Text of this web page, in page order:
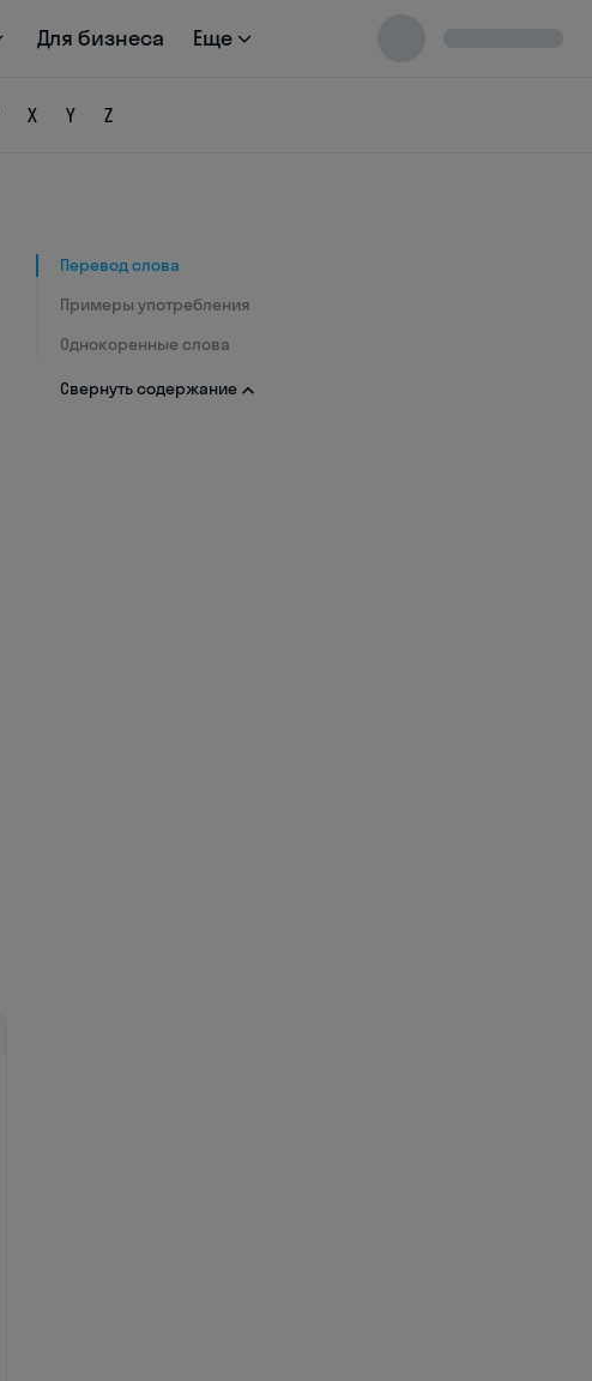
Для бизнеса Еще
X Y Z
Перевод слова
Примеры употребления
Однокоренные слова
Свернуть содержание